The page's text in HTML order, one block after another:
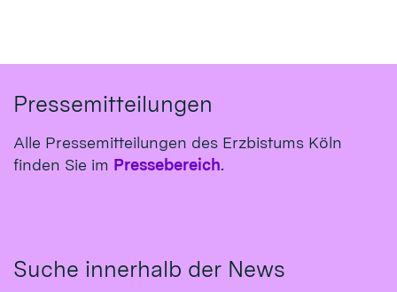
Pressemitteilungen
Alle Pressemitteilungen des Erzbistums Köln
finden Sie im Pressebereich.
Suche innerhalb der News